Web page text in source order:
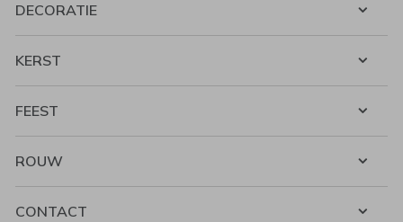
DECORATIE
KERST
FEEST
ROUW
CONTACT